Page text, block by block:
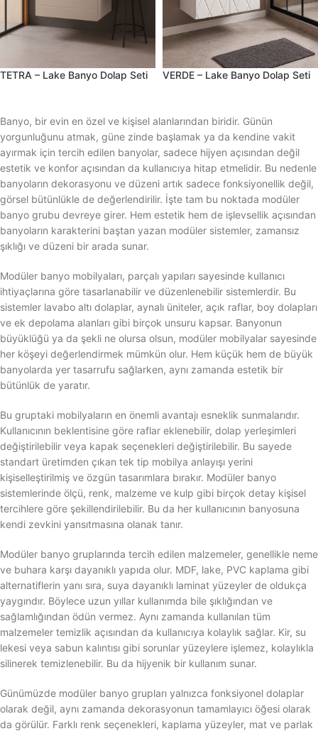
TETRA – Lake Banyo Dolap Seti VERDE – Lake Banyo Dolap Seti
Banyo, bir evin en özel ve kişisel alanlarından biridir. Günün
yorgunluğunu atmak, güne zinde başlamak ya da kendine vakit
ayırmak için tercih edilen banyolar, sadece hijyen açısından değil
estetik ve konfor açısından da kullanıcıya hitap etmelidir. Bu nedenle
banyoların dekorasyonu ve düzeni artık sadece fonksiyonellik değil,
görsel bütünlükle de değerlendirilir. İşte tam bu noktada modüler
banyo grubu devreye girer. Hem estetik hem de işlevsellik açısından
banyoların karakterini baştan yazan modüler sistemler, zamansız
şıklığı ve düzeni bir arada sunar.
Modüler banyo mobilyaları, parçalı yapıları sayesinde kullanıcı
ihtiyaçlarına göre tasarlanabilir ve düzenlenebilir sistemlerdir. Bu
sistemler lavabo altı dolaplar, aynalı üniteler, açık raflar, boy dolapları
ve ek depolama alanları gibi birçok unsuru kapsar. Banyonun
büyüklüğü ya da şekli ne olursa olsun, modüler mobilyalar sayesinde
her köşeyi değerlendirmek mümkün olur. Hem küçük hem de büyük
banyolarda yer tasarrufu sağlarken, aynı zamanda estetik bir
bütünlük de yaratır.
Bu gruptaki mobilyaların en önemli avantajı esneklik sunmalarıdır.
Kullanıcının beklentisine göre raflar eklenebilir, dolap yerleşimleri
değiştirilebilir veya kapak seçenekleri değiştirilebilir. Bu sayede
standart üretimden çıkan tek tip mobilya anlayışı yerini
kişiselleştirilmiş ve özgün tasarımlara bırakır. Modüler banyo
sistemlerinde ölçü, renk, malzeme ve kulp gibi birçok detay kişisel
tercihlere göre şekillendirilebilir. Bu da her kullanıcının banyosuna
kendi zevkini yansıtmasına olanak tanır.
Modüler banyo gruplarında tercih edilen malzemeler, genellikle neme
ve buhara karşı dayanıklı yapıda olur. MDF, lake, PVC kaplama gibi
alternatiflerin yanı sıra, suya dayanıklı laminat yüzeyler de oldukça
yaygındır. Böylece uzun yıllar kullanımda bile şıklığından ve
sağlamlığından ödün vermez. Aynı zamanda kullanılan tüm
malzemeler temizlik açısından da kullanıcıya kolaylık sağlar. Kir, su
lekesi veya sabun kalıntısı gibi sorunlar yüzeylere işlemez, kolaylıkla
silinerek temizlenebilir. Bu da hijyenik bir kullanım sunar.
Günümüzde modüler banyo grupları yalnızca fonksiyonel dolaplar
olarak değil, aynı zamanda dekorasyonun tamamlayıcı öğesi olarak
da görülür. Farklı renk seçenekleri, kaplama yüzeyler, mat ve parlak